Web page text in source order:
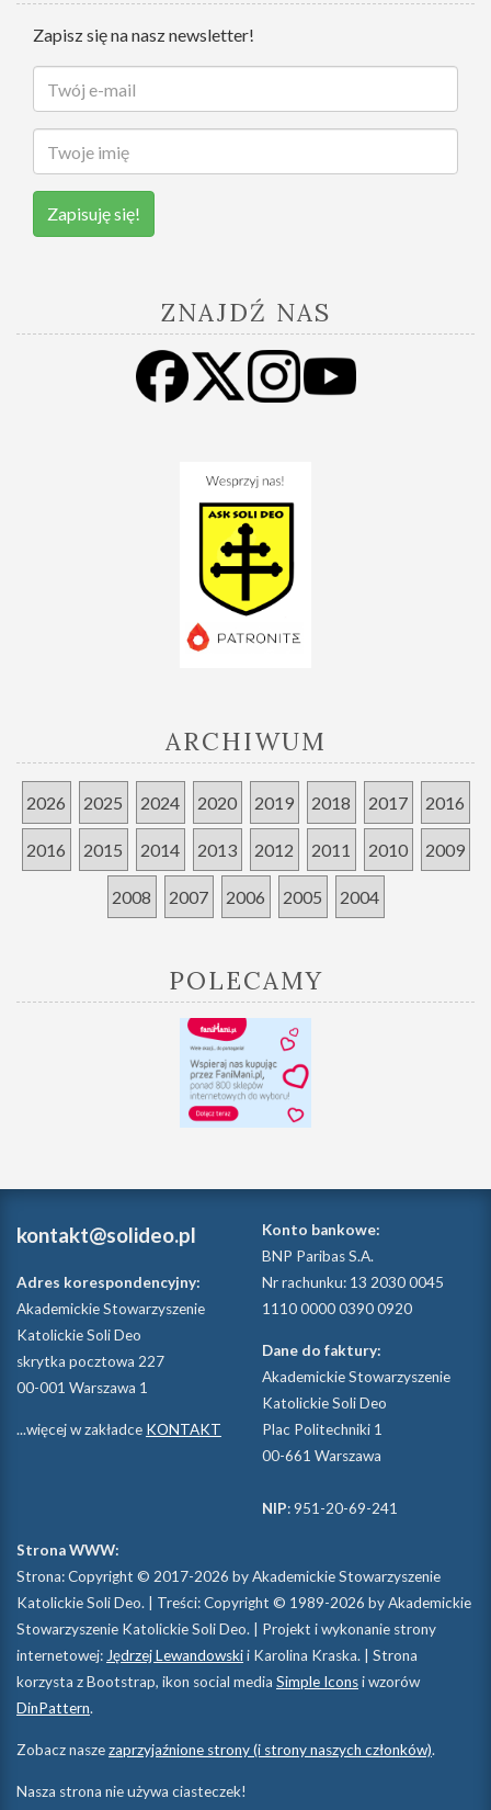
Zapisz się na nasz newsletter!
Zapisuję się!
ZNAJDŹ NAS
ARCHIWUM
2026 2025 2024 2020 2019 2018 2017 2016
2016 2015 2014 2013 2012 2011 2010 2009
2008 2007 2006 2005 2004
POLECAMY
kontakt@solideo.pl
Adres korespondencyjny:
Akademickie Stowarzyszenie
Katolickie Soli Deo
skrytka pocztowa 227
00-001 Warszawa 1
...więcej w zakładce KONTAKT
Konto bankowe:
BNP Paribas S.A.
Nr rachunku: 13 2030 0045
1110 0000 0390 0920
Dane do faktury:
Akademickie Stowarzyszenie
Katolickie Soli Deo
Plac Politechniki 1
00-661 Warszawa
NIP: 951-20-69-241
Strona WWW:
Strona: Copyright © 2017-2026 by Akademickie Stowarzyszenie
Katolickie Soli Deo. | Treści: Copyright © 1989-2026 by Akademickie
Stowarzyszenie Katolickie Soli Deo. | Projekt i wykonanie strony
internetowej: Jędrzej Lewandowskii Karolina Kraska. | Strona
korzysta z Bootstrap, ikon social media Simple Iconsi wzorów
DinPattern.
Zobacz naszezaprzyjaźnione strony (i strony naszych członków).
Nasza strona nie używa ciasteczek!